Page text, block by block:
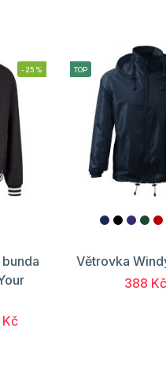
-25% TOP
Větrovka
388 Kč